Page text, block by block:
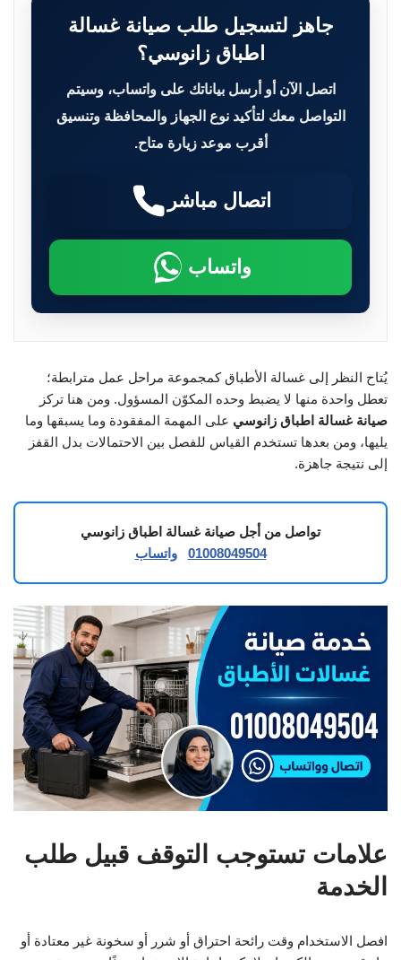
جاهز لتسجيل طلب صيانة غسالة
اطباق زانوسي؟
اتصل الآن أو أرسل بياناتك على واتساب، وسيتم
التواصل معك لتأكيد نوع الجهاز والمحافظة وتنسيق
أقرب موعد زيارة متاح.
اتصال مباشر
واتساب
يُتاح النظر إلى غسالة الأطباق كمجموعة مراحل عمل مترابطة؛
تعطل واحدة منها لا يضبط وحده المكوّن المسؤول. ومن هنا تركز
صيانة غسالة اطباق زانوسي على المهمة المفقودة وما يسبقها وما
يليها، ومن بعدها تستخدم القياس للفصل بين الاحتمالات بدل القفز
إلى نتيجة جاهزة.
تواصل من أجل صيانة غسالة اطباق زانوسي
01008049504
واتساب
علامات تستوجب التوقف قبيل طلب
الخدمة
افصل الاستخدام وقت رائحة احتراق أو شرر أو سخونة غير معتادة أو